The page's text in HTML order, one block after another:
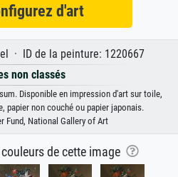
d'art
· ID de la peinture: 1220667
non classés
Disponible en impression d'art sur toile,
papier non couché ou papier japonais.
Fund, National Gallery of Art
de cette image